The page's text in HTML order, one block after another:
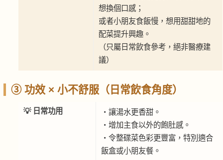
想換個口感；
或者小朋友食飯慢，想用甜甜地的
配菜提升興趣。
（只屬日常飲食參考，絕非醫療建
議）
③ 功效 × 小不舒服（日常飲食角度）
💡 日常功用
・讓湯水更香甜。
・增加主食以外的飽肚感。
・令整碟菜色彩更豐富，特別適合
飯盒或小朋友餐。